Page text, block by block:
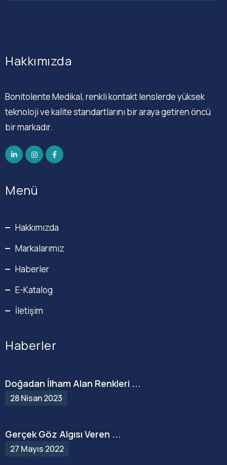
Hakkımızda
Bonitolente Medikal, renkli kontakt lenslerde yüksek
teknoloji ve kalite standartlarını bir araya getiren öncü
bir markadır.
Menü
Hakkımızda
Markalarımız
Haberler
E-Katalog
İletişim
Haberler
Doğadan İlham Alan Renkleri ...
28 Nisan 2023
Gerçek Göz Algısı Veren ...
27 Mayıs 2022